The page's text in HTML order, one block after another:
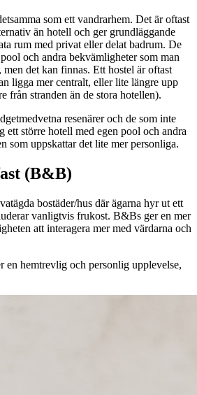
som ett vandrarhem. Det är oftast
än hotell och ger grundläggande
rum med privat eller delat badrum. De
och andra bekvämligheter som man
det kan finnas. Ett hostel är oftast
ligga mer centralt, eller lite längre upp
från stranden än de stora hotellen).
resenärer och de som inte
ett större hotell med egen pool och andra
som uppskattar det lite mer personliga.
(B&B)
bostäder/hus där ägarna hyr ut ett
vanligtvis frukost. B&Bs ger en mer
att interagera mer med värdarna och
en hemtrevlig och personlig upplevelse,